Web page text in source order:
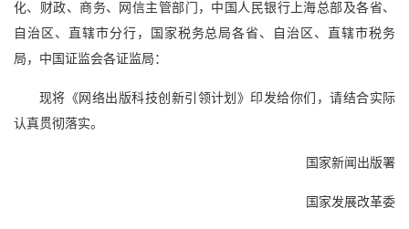
化、财政、商务、网信主管部门，中国人民银行上海总部及各省、
自治区、直辖市分行，国家税务总局各省、自治区、直辖市税务
局，中国证监会各证监局：
现将《网络出版科技创新引领计划》印发给你们，请结合实际
认真贯彻落实。
国家新闻出版署
国家发展改革委